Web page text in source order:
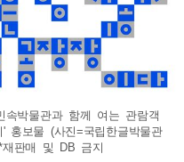
속박물관과 함께 여는 관람객
홍보물 (사진=국립한글박물관
재판매 및 DB 금지